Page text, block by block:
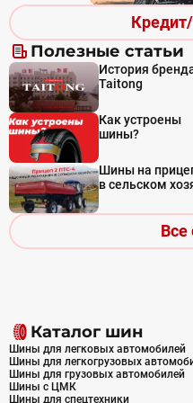
Полезные статьи
История
Taitong
Как устроены
шины?
Шины на
в сельском
Все
Каталог шин
Шины для легковых автомобилей
Шины для легкогрузовых
Шины для грузовых автомобилей
Шины с ЦМК
Шины для спецтехники